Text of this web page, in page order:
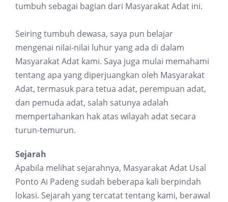
tumbuh sebagai bagian dari Masyarakat Adat ini.
Seiring tumbuh dewasa, saya pun belajar
mengenai nilai-nilai luhur yang ada di dalam
Masyarakat Adat kami. Saya juga mulai memahami
tentang apa yang diperjuangkan oleh Masyarakat
Adat, termasuk para tetua adat, perempuan adat,
dan pemuda adat, salah satunya adalah
mempertahankan hak atas wilayah adat secara
turun-temurun.
Sejarah
Apabila melihat sejarahnya, Masyarakat Adat Usal
Ponto Ai Padeng sudah beberapa kali berpindah
lokasi. Sejarah yang tercatat tentang kami, berawal